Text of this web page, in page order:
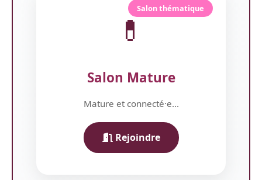
Salon thématique
💊
Salon Mature
Mature et connecté·e...
Rejoindre